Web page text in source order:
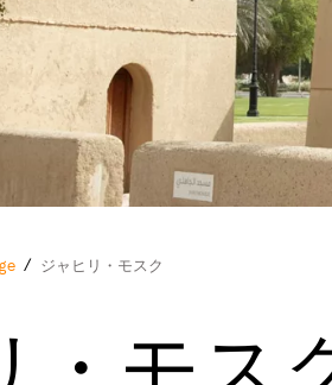
/ ジャヒリ・モスク